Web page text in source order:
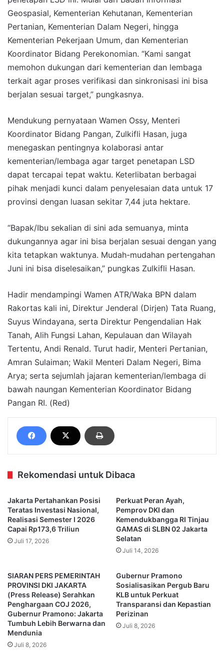
Geospasial, Kementerian Kehutanan, Kementerian
Pertanian, Kementerian Dalam Negeri, hingga
Kementerian Pekerjaan Umum, dan Kementerian
Koordinator Bidang Perekonomian. “Kami sangat
memohon dukungan dari kementerian dan lembaga
terkait agar proses verifikasi dan sinkronisasi ini bisa
berjalan sesuai target,” pungkasnya.
Mendukung pernyataan Wamen Ossy, Menteri
Koordinator Bidang Pangan, Zulkifli Hasan, juga
menegaskan pentingnya kolaborasi antar
kementerian/lembaga agar target penetapan LSD
dapat tercapai tepat waktu. Keterlibatan berbagai
pihak menjadi kunci dalam penyelesaian data untuk 17
provinsi dengan luasan sekitar 7,44 juta hektare.
“Bapak/Ibu sekalian di sini ada semuanya, minta
dukungannya agar ini bisa berjalan sesuai dengan yang
kita tetapkan waktunya. Mudah-mudahan pertengahan
Juni ini bisa diselesaikan,” pungkas Zulkifli Hasan.
Hadir mendampingi Wamen ATR/Waka BPN dalam
Rakortas kali ini, Direktur Jenderal (Dirjen) Tata Ruang,
Suyus Windayana, serta Direktur Pengendalian Hak
Tanah, Alih Fungsi Lahan, Kepulauan dan Wilayah
Tertentu, Andi Renald. Turut hadir, Menteri Pertanian,
Amran Sulaiman; Wakil Menteri Dalam Negeri, Bima
Arya; serta sejumlah jajaran kementerian/lembaga di
bawah naungan Kementerian Koordinator Bidang
Pangan RI. (Red)
Rekomendasi untuk Dibaca
Jakarta Pertahankan Posisi
Teratas Investasi Nasional,
Realisasi Semester I 2026
Capai Rp173,6 Triliun
Juli 17, 2026
Perkuat Peran Ayah,
Pemprov DKI dan
Kemendukbangga RI Tinjau
GAMAS di SLBN 02 Jakarta
Selatan
Juli 14, 2026
SIARAN PERS PEMERINTAH
PROVINSI DKI JAKARTA
(Press Release) Serahkan
Penghargaan COJ 2026,
Gubernur Pramono: Jakarta
Tumbuh Lebih Berwarna dan
Mendunia
Juli 8, 2026
Gubernur Pramono
Sosialisasikan Pergub Baru
KLB untuk Perkuat
Transparansi dan Kepastian
Perizinan
Juli 8, 2026